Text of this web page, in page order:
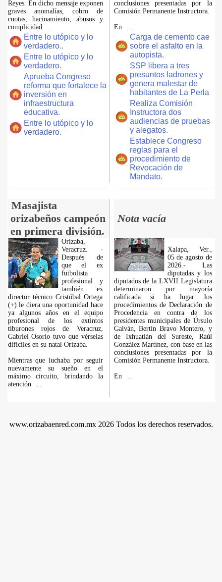
Reyes. En dicho mensaje exponen
graves anomalías, cobro de
cuotas, hacinamiento, abusos y
complicidad
Entre lo utópico y lo
verdadero..
Entre lo utópico y lo
verdadero.
Aprueba Congreso
reforma que fortalece la
inversión en
infraestructura
educativa.
Entre lo utópico y lo
verdadero.
conclusiones presentadas por la
Comisión Permanente Instructora.
En
Carga de cemento cae
sobre el asfalto en la
autopista.
SSP libera a tres
presuntos ladrones y
genera malestar de
habitantes de La Perla
Realiza Comisión
Instructora dos
audiencias de pruebas
y alegatos.
Establece Congreso
reglas para el
procedimiento de
Revocación de
Mandato.
Masajista
orizabeños campeón
en primera división.
Nota vacía
Orizaba,
Veracruz. -
Después de
que el ex
futbolista
profesional y
también ex
director técnico Cristóbal Ortega
(+) le diera una oportunidad hace
ya algunos años en el equipo
profesional de los extintos
tiburones rojos de Veracruz,
Gabriel Osorio tuvo que vérselas
difíciles en su natal Orizaba.
Mientras que luchaba por seguir
nuevamente su sueño en el
máximo circuito, brindando la
atención
Xalapa, Ver.,
05 de agosto de
2026.- Las
diputadas y los
diputados de la LXVII Legislatura
determinaron por mayoría
calificada si ha lugar los
procedimientos de Declaración de
Procedencia en contra de los
presidentes municipales de Úrsulo
Galván, Bertín Bravo Montero, y
de Ixhuatlán del Sureste, Raúl
González Martínez, con base en las
conclusiones presentadas por la
Comisión Permanente Instructora.
En
www.orizabaenred.com.mx 2026 Todos los derechos reservados.